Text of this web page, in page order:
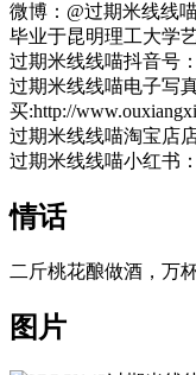
微博：@过期米线线
毕业于昆明理工大学
过期米线线喵抖音号
过期米线线喵电子写
买:http://
过期米线线喵淘宝店
过期米线线喵小红书
情话
二斤桃花酿做酒，万
图片